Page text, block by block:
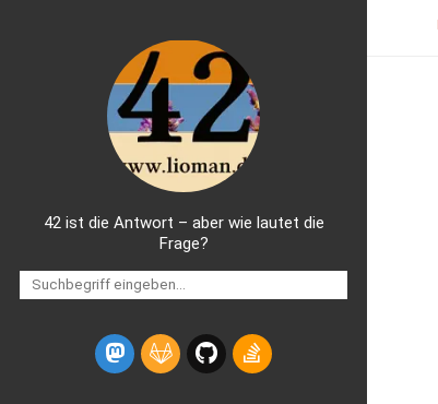
42 ist die Antwort – aber wie lautet die
Frage?